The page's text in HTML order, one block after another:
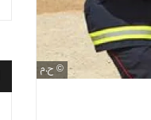
ح.م